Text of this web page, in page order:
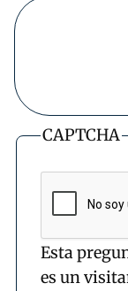
CAPTCHA
Esta
es un